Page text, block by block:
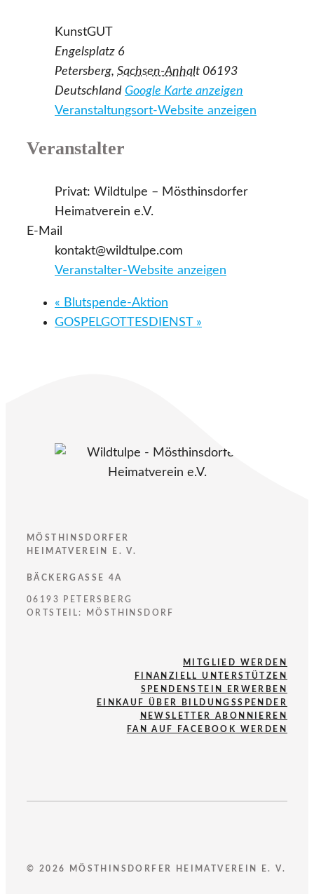
KunstGUT
Engelsplatz 6
Petersberg, Sachsen-Anhalt 06193
Deutschland Google Karte anzeigen
Veranstaltungsort-Website anzeigen
Veranstalter
Privat: Wildtulpe – Mösthinsdorfer
Heimatverein e.V.
E-Mail
kontakt@wildtulpe.com
Veranstalter-Website anzeigen
« Blutspende-Aktion
GOSPELGOTTESDIENST »
MÖSTHINSDORFER
HEIMATVEREIN E. V.
BÄCKERGASSE 4A
06193 PETERSBERG
ORTSTEIL: MÖSTHINSDORF
MITGLIED WERDEN
FINANZIELL UNTERSTÜTZEN
SPENDENSTEIN ERWERBEN
EINKAUF ÜBER BILDUNGSSPENDER
NEWSLETTER ABONNIEREN
FAN AUF FACEBOOK WERDEN
© 2026 MÖSTHINSDORFER HEIMATVEREIN E. V.